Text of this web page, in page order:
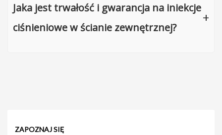
Jaka jest trwałość i gwarancja na iniekcje
ciśnieniowe w ścianie zewnętrznej?
ZAPOZNAJ SIĘ